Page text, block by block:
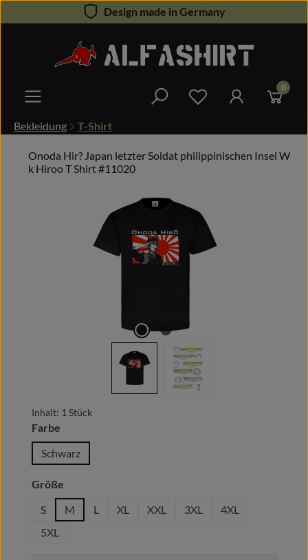
Zum Hauptinhalt springenDesign made in Germany
Du hast 0 0
Bekleidung T-Shirt
Onoda Hir? Japan letzter Soldat philippinischen Insel W
k Hiroo T Shirt #11020
Bildergalerie überspringen
Inhalt: 1 Stück
Farbe
Schwarz
Größe
S
M L XL XXL 3XL
4XL
5XL